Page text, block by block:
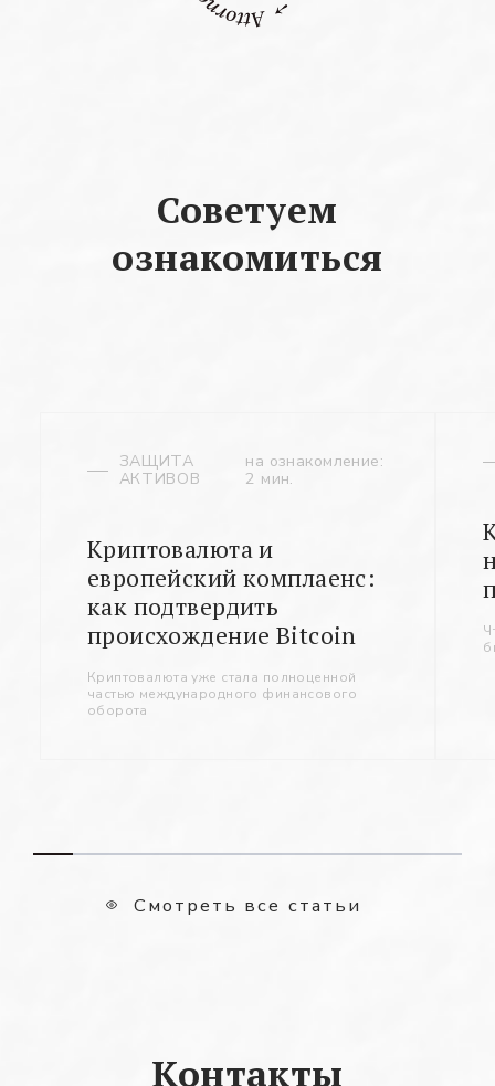
Советуем
ознакомиться
ЗАЩИТА
АКТИВОВ
на ознакомление:
2 мин.
Криптовалюта и
европейский комплаенс:
как подтвердить
происхождение Bitcoin
Криптовалюта уже стала полноценной
частью международного финансового
оборота
Смотреть все статьи
Контакты